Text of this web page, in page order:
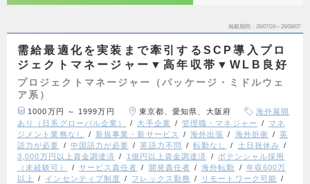
掲載期間 26/07/24～26/08/07
需給最適化を実装まで牽引するSCP導入プロ
ジェクトマネージャー▼高年収帯▼WLB良好
プロジェクトマネージャー（パッケージ・ミドルウェ
ア系）
1000万円 ～ 1999万円 東京都、愛知県、大阪府
海外展開
あり（日系グローバル企業）
大手企業 管理職・マネジャー
マネ
ジメント業務なし
新規事業・新サービス 海外出張 海外折衝
英
語力が必要
中国語力が必要 英語力不問 転勤なし
土日祝休み
3,000万円以上資金調達済
1億円以上資金調達済
ポテンシャル採用
（未経験可）
サービス責任者 開発責任者 海外転勤
年収600万
以上
インセンティブ制度 フレックス勤務
リモートワーク可能